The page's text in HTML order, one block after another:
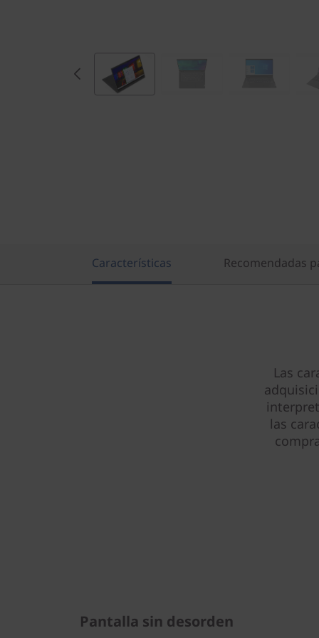
Características Recomendadas
Las
las
Pantalla sin desorden